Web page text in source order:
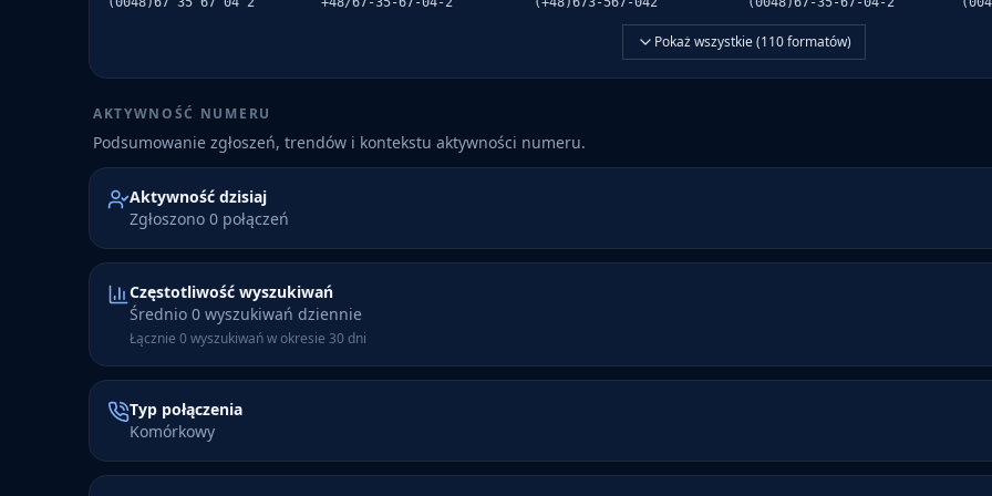
Pokaż wszystkie (110formatów)
AKTYWNOŚĆ NUMERU
Podsumowanie zgłoszeń, trendów i kontekstu aktywności numeru.
Aktywność dzisiaj
Zgłoszono 0 połączeń
Częstotliwość wyszukiwań
Średnio 0 wyszukiwań dziennie
Łącznie 0 wyszukiwań w okresie 30 dni
Typ połączenia
Komórkowy